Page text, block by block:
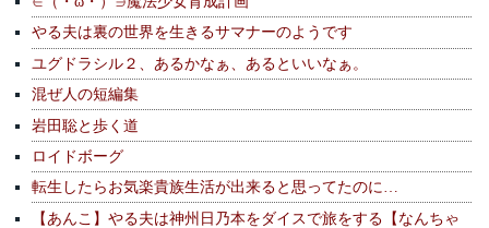
やる夫は裏の世界を生きるサマナーのようです
ユグドラシル２、あるかなぁ、あるといいなぁ。
混ぜ人の短編集
岩田聡と歩く道
ロイドボーグ
転生したらお気楽貴族生活が出来ると思ってたのに…
【あんこ】やる夫は神州日乃本をダイスで旅をする【なんちゃ